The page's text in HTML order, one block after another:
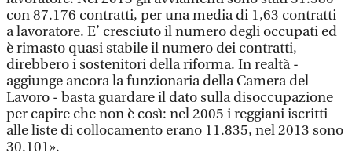
con 87.176 contratti, per una media di 1,63 contratti
a lavoratore. E’ cresciuto il numero degli occupati ed
è rimasto quasi stabile il numero dei contratti,
direbbero i sostenitori della riforma. In realtà -
aggiunge ancora la funzionaria della Camera del
Lavoro - basta guardare il dato sulla disoccupazione
per capire che non è così: nel 2005 i reggiani iscritti
alle liste di collocamento erano 11.835, nel 2013 sono
30.101».